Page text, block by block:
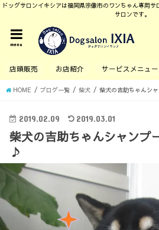
ドッグサロンイキシアは福岡県宗像市のワンちゃん専用
サロンです。
menu
店頭販売 お店紹介 サービスメニュー
HOME ブログ一覧 柴犬 柴犬の吉助ちゃんシ
2019.02.09 2019.03.01
柴犬の吉助ちゃんシャンプ
♪